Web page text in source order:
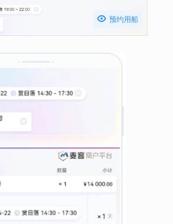
 预约用船